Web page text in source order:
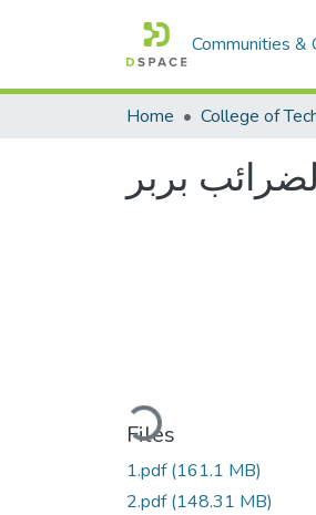
Communities &
Home
بربر
Loading...
Files
1.pdf(161.1 MB)
2.pdf(148.31 MB)